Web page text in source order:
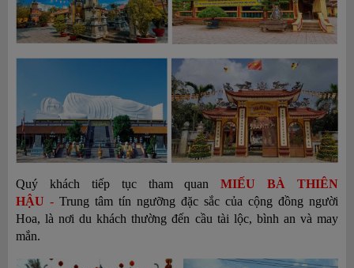
Quý khách tiếp tục tham quanMIẾU BÀ THIÊN
HẬU - Trung tâm tín ngưỡng đặc sắc của cộng đồng người
Hoa, là nơi du khách thường đến cầu tài lộc, bình an và may
mắn.